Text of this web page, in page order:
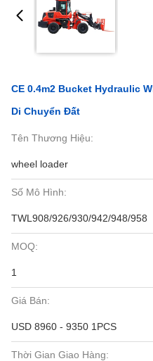
CE 0.4m2 Bucket Hydraulic
Di Chuyển Đất
Tên Thương Hiệu:
wheel loader
Số Mô Hình:
TWL908/926/930/942/948/958
MOQ:
1
Giá Bán:
USD 8960 - 9350 1PCS
Thời Gian Giao Hàng: